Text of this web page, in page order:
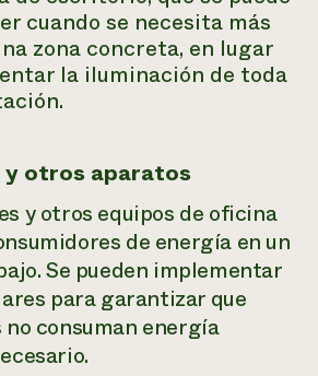
cuando se necesita más
zona concreta, en lugar
la iluminación de toda
y otros aparatos
y otros equipos de oficina
de energía en un
Se pueden implementar
para garantizar que
consuman energía